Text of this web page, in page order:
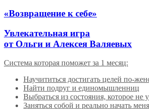
«Возвращение к себе»
Увлекательная игра
от Ольги и Алексея Валяевых
Система которая поможет за 1 месяц:
Научититься достигать целей по-
Найти подруг и единомышленниц
Выбраться из состояния, которое не
Заняться собой и реально начать